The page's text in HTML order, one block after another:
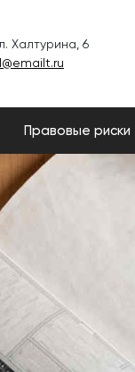
Халтурина, 6
Правовые риски